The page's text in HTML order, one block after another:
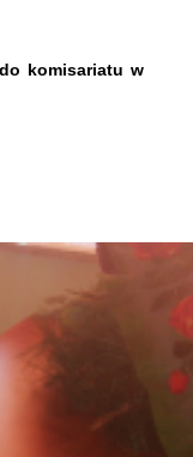
komisariatu w